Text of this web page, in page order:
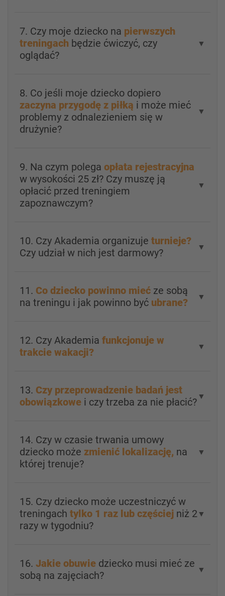
7. Czy moje dziecko na pierwszych
treningach będzie ćwiczyć, czy
oglądać?
▼
8. Co jeśli moje dziecko dopiero
zaczyna przygodę z piłką i może mieć
problemy z odnalezieniem się w
drużynie?
▼
9. Na czym polega opłata rejestracyjna
w wysokości 25 zł? Czy muszę ją
opłacić przed treningiem
zapoznawczym?
▼
10. Czy Akademia organizuje turnieje?
Czy udział w nich jest darmowy?
▼
11. Co dziecko powinno mieć ze sobą
na treningu i jak powinno być ubrane? ▼
12. Czy Akademia funkcjonuje w
trakcie wakacji?
▼
13. Czy przeprowadzenie badań jest
obowiązkowe i czy trzeba za nie płacić? ▼
14. Czy w czasie trwania umowy
dziecko może zmienić lokalizację, na
której trenuje?
▼
15. Czy dziecko może uczestniczyć w
treningach tylko 1 raz lub częściej niż 2
razy w tygodniu?
▼
16. Jakie obuwie dziecko musi mieć ze
sobą na zajęciach?
▼